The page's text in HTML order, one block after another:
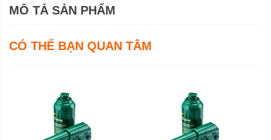
MÔ TẢ SẢN PHẨM
CÓ THỂ BẠN QUAN TÂM